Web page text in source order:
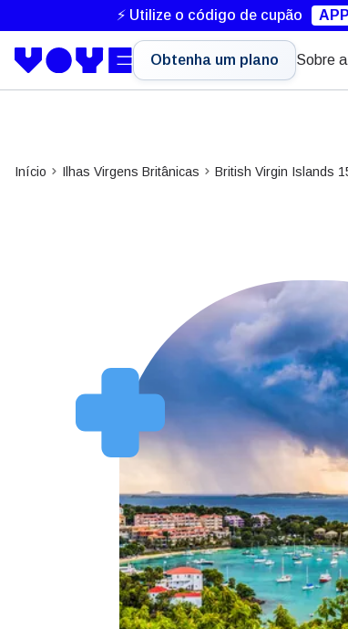
⚡ Utilize o código de cupão
Obtenha um plano Sobre
Início Ilhas Virgens Britânicas British Virgin Islands